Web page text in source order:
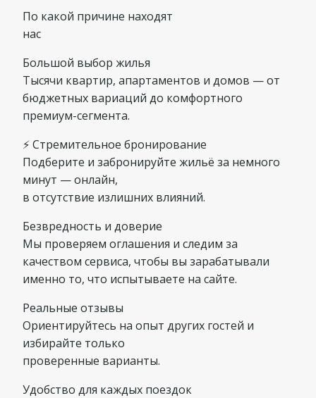
По какой причине находят
нас
Большой выбор жилья
Тысячи квартир, апартаментов и домов — от
бюджетных вариаций до комфортного
премиум-сегмента.
⚡ Стремительное бронирование
Подберите и забронируйте жильё за немного
минут — онлайн,
в отсутствие излишних влияний.
Безвредность и доверие
Мы проверяем оглашения и следим за
качеством сервиса, чтобы вы зарабатывали
именно то, что испытываете на сайте.
Реальные отзывы
Ориентируйтесь на опыт других гостей и
избирайте только
проверенные варианты.
Удобство для каждых поездок